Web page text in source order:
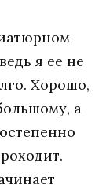
я ее не
Хорошо,
а